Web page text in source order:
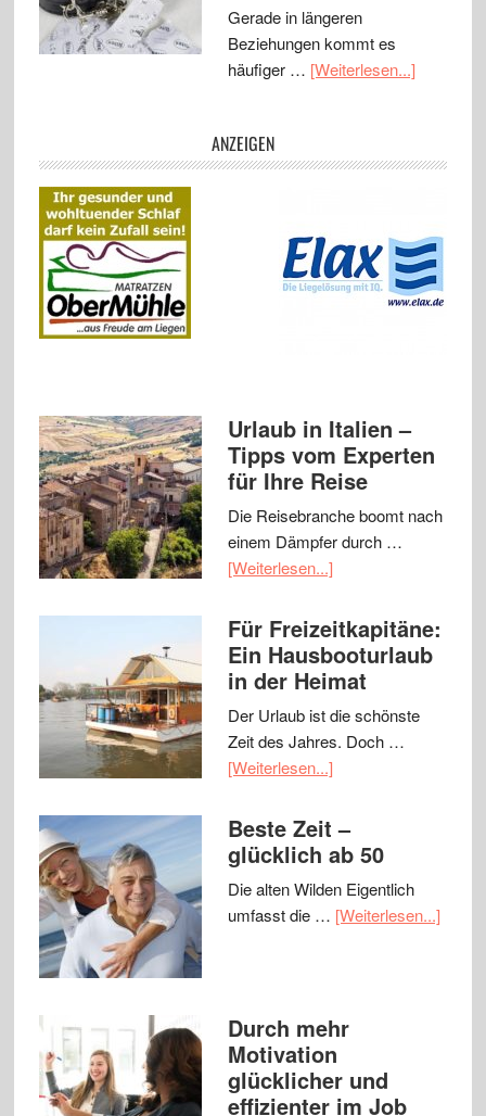
Gerade in längeren
Beziehungen kommt es
häufiger … [Weiterlesen...]
ANZEIGEN
Urlaub in Italien –
Tipps vom Experten
für Ihre Reise
Die Reisebranche boomt nach
einem Dämpfer durch …
[Weiterlesen...]
Für Freizeitkapitäne:
Ein Hausbooturlaub
in der Heimat
Der Urlaub ist die schönste
Zeit des Jahres. Doch …
[Weiterlesen...]
Beste Zeit –
glücklich ab 50
Die alten Wilden Eigentlich
umfasst die … [Weiterlesen...]
Durch mehr
Motivation
glücklicher und
effizienter im Job